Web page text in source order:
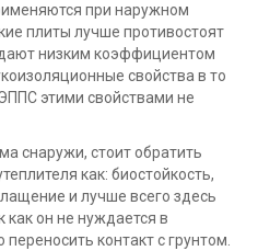
при наружном
плиты лучше противостоят
низким коэффициентом
свойства в то
этими свойствами не
снаружи, стоит обратить
как: биостойкость,
и лучше всего здесь
как он не нуждается в
контакт с грунтом.